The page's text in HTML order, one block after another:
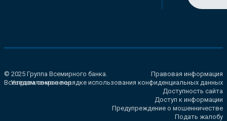
© 2025 Группа Всемирного банка.
Все права сохранены.
Правовая информация
Уведомление о порядке использования конфиденциальных данных
Доступность сайта
Доступ к информации
Предупреждение о мошенничестве
Подать жалобу